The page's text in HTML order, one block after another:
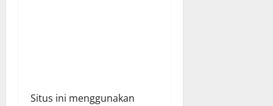
Situs ini menggunakan